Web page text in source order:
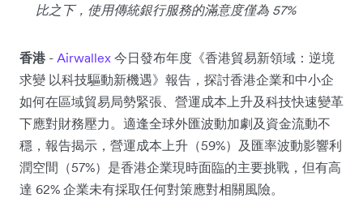
比之下，使用傳統銀行服務的滿意度僅為 57%
香港 - Airwallex 今日發布年度《香港貿易新領域：逆境
求變 以科技驅動新機遇》報告，探討香港企業和中小企
如何在區域貿易局勢緊張、營運成本上升及科技快速變革
下應對財務壓力。適逢全球外匯波動加劇及資金流動不
穩，報告揭示，營運成本上升（59%）及匯率波動影響利
潤空間（57%）是香港企業現時面臨的主要挑戰，但有高
達 62% 企業未有採取任何對策應對相關風險。